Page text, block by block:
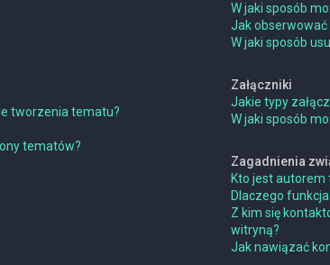
tworzenia tematu?
tematów?
W jaki sposób
Jak
W jaki sposób
Załączniki
Jakie typy
W jaki sposób
Zagadnienia
Kto jest
Dlaczego
Z kim się
witryną?
Jak nawiązać